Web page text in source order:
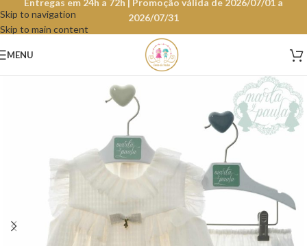
Skip to navigation
Skip to main content
Entregas em 24h a 72h | Promoção válida de 2026/07/01 a
2026/07/31
MENU